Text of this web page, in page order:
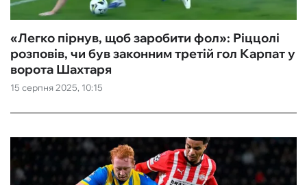
15 серпня 2025, 10:15
«Легко пірнув, щоб заробити фол»: Ріццолі
розповів, чи був законним третій гол Карпат у
ворота Шахтаря